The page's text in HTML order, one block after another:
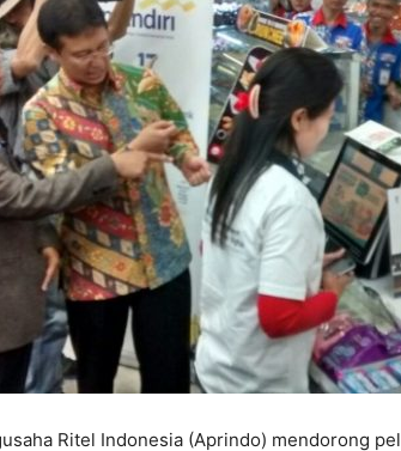
Ritel Indonesia (Aprindo) mendorong